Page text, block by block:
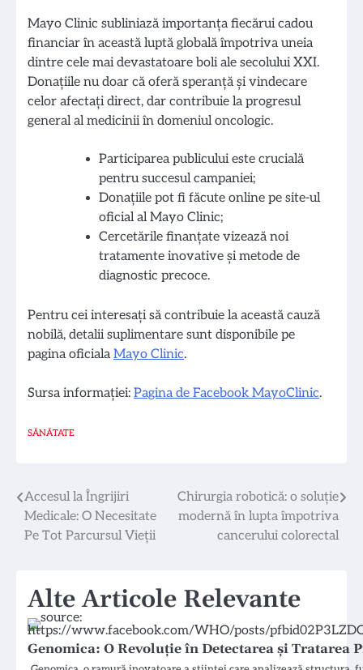
Mayo Clinic subliniază importanța fiecărui cadou
financiar în această luptă globală împotriva uneia
dintre cele mai devastatoare boli ale secolului XXI.
Donațiile nu doar că oferă speranță și vindecare
celor afectați direct, dar contribuie la progresul
general al medicinii în domeniul oncologic.
Participarea publicului este crucială
pentru succesul campaniei;
Donațiile pot fi făcute online pe site-ul
oficial al Mayo Clinic;
Cercetările finanțate vizează noi
tratamente inovative și metode de
diagnostic precoce.
Pentru cei interesați să contribuie la această cauză
nobilă, detalii suplimentare sunt disponibile pe
pagina oficialaMayo Clinic.
Sursa informației: Pagina de Facebook MayoClinic.
SĂNĂTATE
Navigare
în
Accesul la Îngrijiri
Medicale: O Necesitate
Pe Tot Parcursul Vieții
Chirurgia robotică: o soluție
modernă în lupta împotriva
cancerului colorectal
Alte Articole Relevante
Genomica: O Revoluție în Detectarea și Tratarea